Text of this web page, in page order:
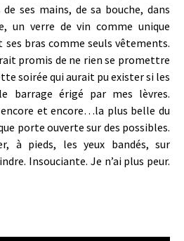
ses mains, de sa bouche, dans
un verre de vin comme unique
ses bras comme seuls vêtements.
promis de ne rien se promettre
soirée qui aurait pu exister si les
barrage érigé par mes lèvres.
et encore…la plus belle du
porte ouverte sur des possibles.
à pieds, les yeux bandés, sur
Insouciante. Je n’ai plus peur.